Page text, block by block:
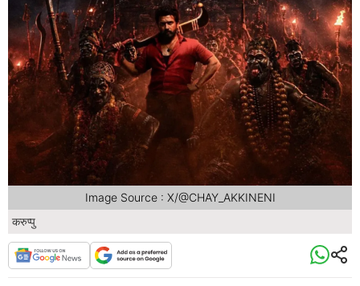
करुप्पु
Image Source : X/@CHAY_AKKINENI